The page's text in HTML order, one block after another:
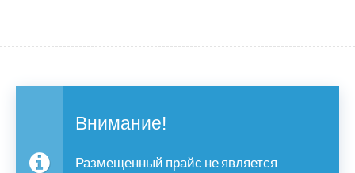
Внимание!
Размещенный прайс не является